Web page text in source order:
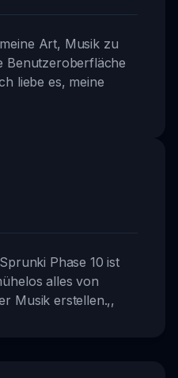
Art, Musik zu
Benutzeroberfläche
liebe es, meine
Phase 10 ist
alles von
Musik erstellen.,,